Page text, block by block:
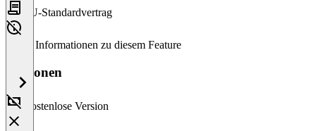
EU-Standardvertrag
Keine Informationen zu diesem Feature
Versionen
Kostenlose Version